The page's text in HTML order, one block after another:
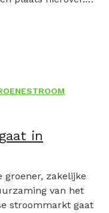
in
zakelijke
van het
stroommarkt gaat